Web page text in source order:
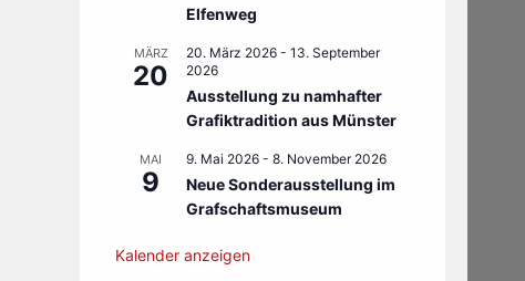
Elfenweg
MÄRZ
20
20. März 2026 - 13. September
2026
Ausstellung zu namhafter
Grafiktradition aus Münster
MAI
9
9. Mai 2026 - 8. November 2026
Neue Sonderausstellung im
Grafschaftsmuseum
Kalender anzeigen